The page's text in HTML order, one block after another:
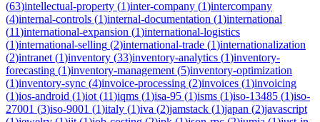
(63)intellectual-property (1)inter-company (1)intercompany
(4)internal-controls (1)internal-documentation (1)international
(11)international-expansion (1)international-logistics
(1)international-selling (2)international-trade (1)internationalization
(2)intranet (1)inventory (33)inventory-analytics (1)inventory-
forecasting (1)inventory-management (5)inventory-optimization
(1)inventory-sync (4)invoice-processing (2)invoices (1)invoicing
(1)ios-android (1)iot (11)iqms (1)isa-95 (1)isms (1)iso-13485 (1)iso-
27001 (3)iso-9001 (1)italy (1)iva (2)jamstack (1)japan (2)javascript